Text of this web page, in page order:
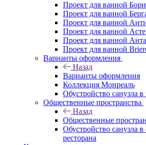
Проект для ванной
Проект для ванной
Проект для ванной
Проект для ванной
Проект для ванной
Проект для ванной
Варианты оформления
Назад
Варианты оформления
Коллекция Монреаль
Обустройство санузла
Общественные пространства
Назад
Общественные
Обустройство санузла
ресторана